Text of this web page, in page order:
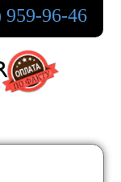
959-96-46